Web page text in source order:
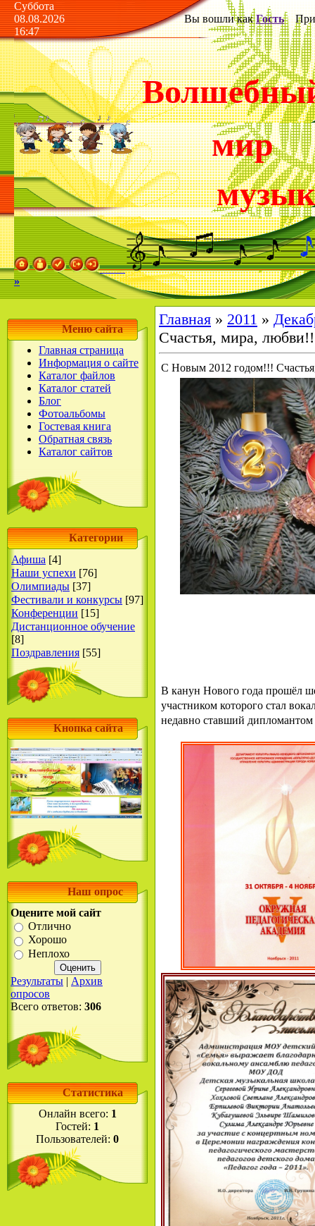
Суббота
08.08.2026
16:47
Вы вошли как Гость
мир
»
Меню сайта
Главная страница
Информация о сайте
Каталог файлов
Каталог статей
Блог
Фотоальбомы
Гостевая книга
Обратная связь
Каталог сайтов
Категории
Афиша [4]
Наши успехи [76]
Олимпиады [37]
Фестивали и конкурсы [97]
Конференции [15]
Дистанционное обучение
[8]
Поздравления [55]
Кнопка сайта
Наш опрос
Оцените мой сайт
Отлично
Хорошо
Неплохо
Результаты | Архив
опросов
Всего ответов: 306
Статистика
Онлайн всего: 1
Гостей: 1
Пользователей: 0
Главная » 2011 »
Счастья, мира,
С Новым 2012 годом!!!
В канун Нового года прошёл
участником которого стал
недавно ставший дипломантом